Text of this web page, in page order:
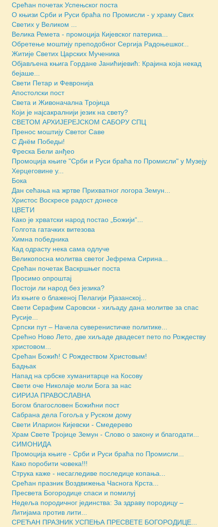
Срећан почетак Успењског поста
О књизи Срби и Руси браћа по Промисли - у храму Свих
Светих у Великом ...
Велика Ремета - промоција Кијевског патерика...
Обретење моштију преподобног Сергија Радоњешког...
Житије Светих Царских Мученика
Објављена књига Гордане Јанићијевић: Крајина која некад
бејаше...
Свети Петар и Февронија
Апостолски пост
Света и Живоначална Тројица
Који је најсакралнији језик на свету?
СВЕТОМ АРХИЈЕРЕЈСКОМ САБОРУ СПЦ
Пренос моштију Светог Саве
С Днём Победы!
Фреска Бели анђео
Промоција књиге "Срби и Руси браћа по Промисли" у Музеју
Херцеговине у...
Бока
Дан сећања на жртве Прихватног логора Земун...
Христос Воскресе радост донесе
ЦВЕТИ
Како је хрватски народ постао „Божији“...
Голгота гатачких витезова
Химна победника
Кад одрасту нека сама одлуче
Великопосна молитва светог Јефрема Сирина...
Срећан почетак Васкршњег поста
Просимо опроштај
Постоји ли народ без језика?
Из књиге о блаженој Пелагији Рјазанској...
Свети Серафим Саровски - хиљаду дана молитве за спас
Русије...
Српски пут – Начела суверенистичке политике...
Срећно Ново Лето, две хиљаде двадесет пето по Рождеству
христовом...
Срећан Божић! С Рождеством Христовым!
Бадњак
Напад на србске хуманитарце на Косову
Свети оче Николаје моли Бога за нас
СИРИЈА ПРАВОСЛАВНА
Богом благословен Божићни пост
Сабрана дела Гогоља у Руском дому
Свети Иларион Кијевски - Смедерево
Храм Свете Тројице Земун - Слово о закону и благодати...
СИМОНИДА
Промоција књиге - Срби и Руси браћа по Промисли...
Како поробити човека!!!
Струка каже - несагледиве последице копања...
Срећан празник Воздвижења Часнога Крста...
Пресвета Богородице спаси и помилуј
Недеља породичног јединства: За здраву породицу –
Литијама против лити...
СРЕЋАН ПРАЗНИК УСПЕЊА ПРЕСВЕТЕ БОГОРОДИЦЕ...